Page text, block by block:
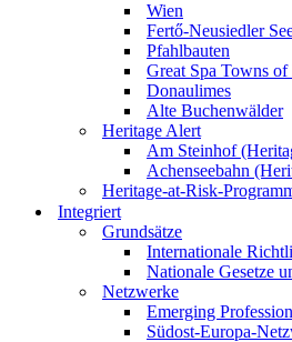
Wien
Fertő-Neusiedler
Pfahlbauten
Great Spa Towns of
Donaulimes
Alte Buchenwälder
Heritage Alert
Am Steinhof
Achenseebahn
Heritage-at-Risk-
Integriert
Grundsätze
Internationale
Nationale Gesetze
Netzwerke
Emerging
Südost-Europa-